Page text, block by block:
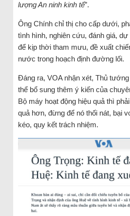
lượng An ninh kinh tế”.
Ông Chính chỉ thị cho cấp dưới,
tình hình, nghiên cứu, đánh giá,
để kịp thời tham mưu, đề xuất
nước trong hoạch định đường lối.
Đáng ra, VOA nhận xét, Thủ
thể bổ sung thêm ý kiến của
Bộ máy hoạt động hiệu quả thì
quả hơn, đừng để nó thối nát, bại
kéo, quy kết trách nhiệm.